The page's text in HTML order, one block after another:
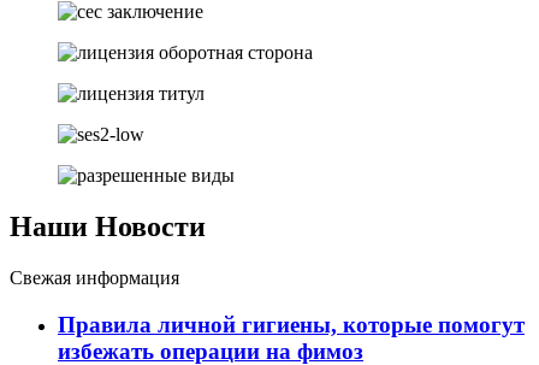
Наши Новости
Свежая информация
Правила личной гигиены, которые помогут
избежать операции на фимоз